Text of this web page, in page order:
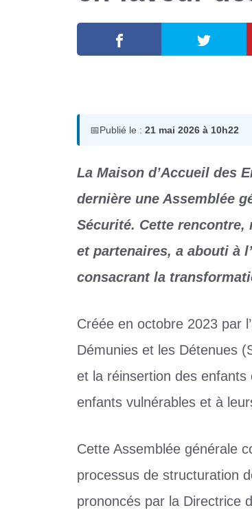
📅Publié le : 21 mai 2026 à 10h22
La Maison d’Accueil des
dernière une Assemblée
Sécurité. Cette
et partenaires, a abouti à
consacrant la
Créée en octobre 2023 par
Démunies et les Détenues
et la réinsertion des enfants
enfants vulnérables et à
Cette Assemblée générale
processus de structuration
prononcés par la Directrice